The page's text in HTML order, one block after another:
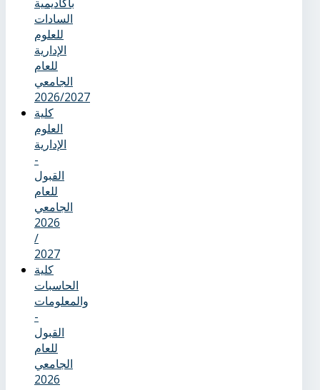
السادات
للعلوم
الإدارية
للعام
الجامعي
2026/2027
كلية
العلوم
الإدارية
-
القبول
للعام
الجامعي
2026
/
2027
كلية
الحاسبات
والمعلومات
-
القبول
للعام
الجامعي
2026